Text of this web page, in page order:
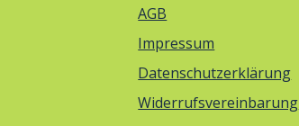
AGB
Impressum
Datenschutzerklärung
Widerrufsvereinbarung